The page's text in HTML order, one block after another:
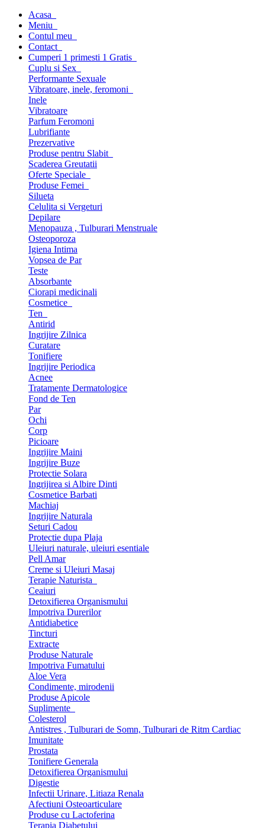
Acasa
Meniu
Contul meu
Contact
Cumperi 1 primesti 1 Gratis
Cuplu si Sex
Performante Sexuale
Vibratoare, inele, feromoni
Inele
Vibratoare
Parfum Feromoni
Lubrifiante
Prezervative
Produse pentru Slabit
Scaderea Greutatii
Oferte Speciale
Produse Femei
Silueta
Celulita si Vergeturi
Depilare
Menopauza , Tulburari Menstruale
Osteoporoza
Igiena Intima
Vopsea de Par
Teste
Absorbante
Ciorapi medicinali
Cosmetice
Ten
Antirid
Ingrijire Zilnica
Curatare
Tonifiere
Ingrijire Periodica
Acnee
Tratamente Dermatologice
Fond de Ten
Par
Ochi
Corp
Picioare
Ingrijire Maini
Ingrijire Buze
Protectie Solara
Ingrijirea si Albire Dinti
Cosmetice Barbati
Machiaj
Ingrijire Naturala
Seturi Cadou
Protectie dupa Plaja
Uleiuri naturale, uleiuri esentiale
Pell Amar
Creme si Uleiuri Masaj
Terapie Naturista
Ceaiuri
Detoxifierea Organismului
Impotriva Durerilor
Antidiabetice
Tincturi
Extracte
Produse Naturale
Impotriva Fumatului
Aloe Vera
Condimente, mirodenii
Produse Apicole
Suplimente
Colesterol
Antistres , Tulburari de Somn, Tulburari de Ritm Cardiac
Imunitate
Prostata
Tonifiere Generala
Detoxifierea Organismului
Digestie
Infectii Urinare, Litiaza Renala
Afectiuni Osteoarticulare
Produse cu Lactoferina
Terapia Diabetului